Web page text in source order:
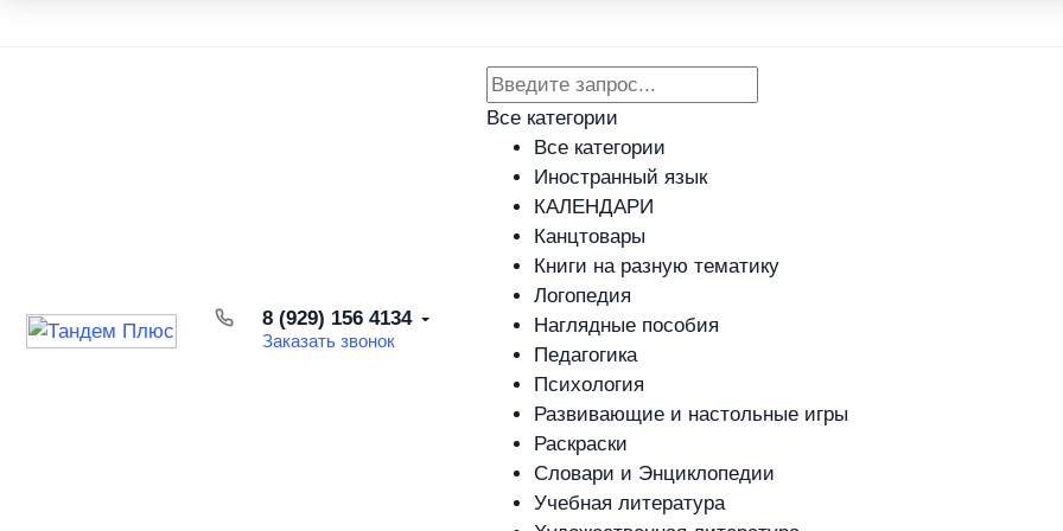
8 (929) 156 4134
Заказать звонок
Все категории
Все категории
Иностранный язык
КАЛЕНДАРИ
Канцтовары
Книги на разную тематику
Логопедия
Наглядные пособия
Педагогика
Психология
Развивающие и настольные игры
Раскраски
Словари и Энциклопедии
Учебная литература